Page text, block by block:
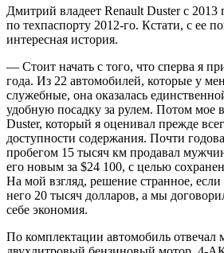
Дмитрий владеет Renault Duster с 2013
по техпаспорту 2012-го. Кстати, с ее
интересная история.
— Стоит начать с того, что сперва я
года. Из 22 автомобилей, которые у
служебные, она оказалась
удобную посадку за рулем. Потом мое
Duster, который я оценивал прежде
доступности содержания. Почти
пробегом 15 тысяч км продавал
его новым за $24 100, с целью
На мой взгляд, решение странное, если
него 20 тысяч долларов, а мы
себе экономия.
По комплектации автомобиль отвечал